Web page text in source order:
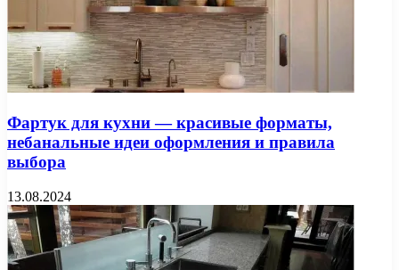
Фартук для кухни — красивые форматы,
небанальные идеи оформления и правила
выбора
13.08.2024